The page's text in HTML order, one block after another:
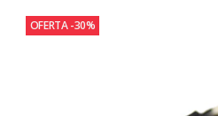
OFERTA -30%